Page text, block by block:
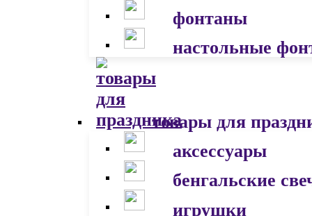
фонтаны
настольные
товары для
аксессуары
бенгальские
игрушки